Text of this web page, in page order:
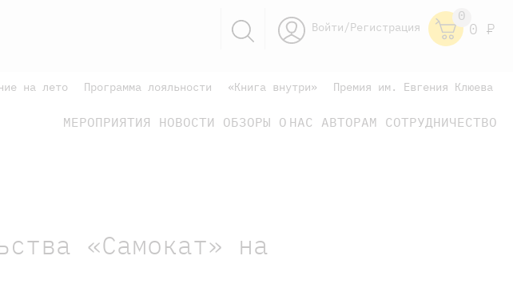
Войти/Регистрация
0
0 Р
на лето Программа лояльности «Книга внутри» Премия им. Евгения Клюева
МЕРОПРИЯТИЯ НОВОСТИ ОБЗОРЫ О НАС АВТОРАМ СОТРУДНИЧЕСТВО
«Самокат» на